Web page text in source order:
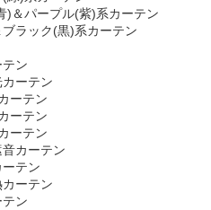
)＆パープル(紫)系カーテン
ブラック(黒)系カーテン
ン
ーテン
ーテン
ーテン
ーテン
カーテン
テン
ーテン
ン